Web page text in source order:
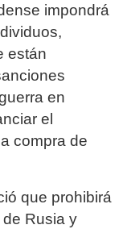
impondrá
están
en
el
compra de
que prohibirá
Rusia y